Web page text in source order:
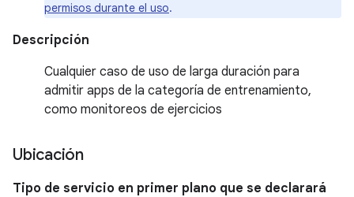
permisos durante el uso.
Descripción
Cualquier caso de uso de larga duración para
admitir apps de la categoría de entrenamiento,
como monitoreos de ejercicios
Ubicación
Tipo de servicio en primer plano que se declarará